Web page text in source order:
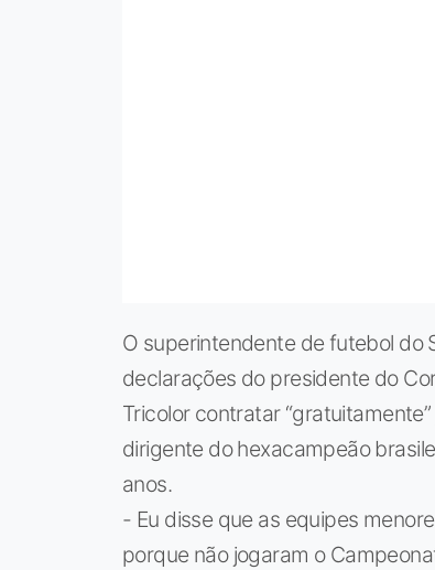
O superintendente de futebol do
declarações do presidente do
Tricolor contratar
dirigente do hexacampeão
anos.
- Eu disse que as equipes
porque não jogaram o